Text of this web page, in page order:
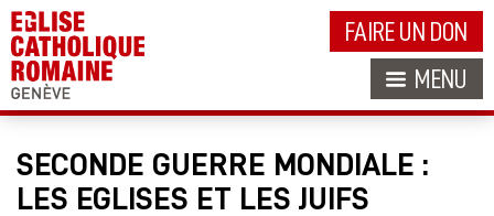
FAIRE UN DON
MENU
SECONDE GUERRE MONDIALE :
LES EGLISES ET LES JUIFS